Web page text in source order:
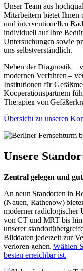
Unser Team aus
Mitarbeitern bietet Ihnen
und interventionellen
individuell auf Ihre
Untersuchungen sowie
uns selbstverständlich.
Neben der Diagnostik –
modernen Verfahren –
Institutionen für
Kooperationspartnern
Therapien von
Übersicht zu unseren
Unsere
Zentral gelegen und
An neun Standorten in
(Nauen, Rathenow)
moderner radiologischer
von CT und MRT bis
unserer
Bilddaten jederzeit zur
verloren gehen. Wählen
besten erreichbar ist.